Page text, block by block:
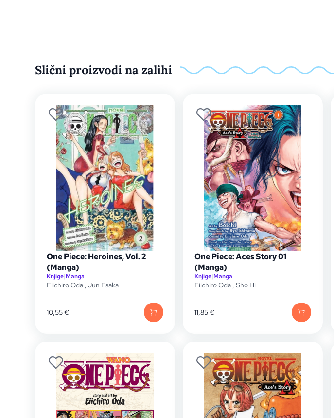
Slični proizvodi na zalihi
One Piece: Heroines, Vol. 2
(Manga)
Knjige|Manga
Eiichiro Oda , Jun Esaka
10,55€
One Piece: Aces Story 01
(Manga)
Knjige|Manga
Eiichiro Oda , Sho Hi
11,85€